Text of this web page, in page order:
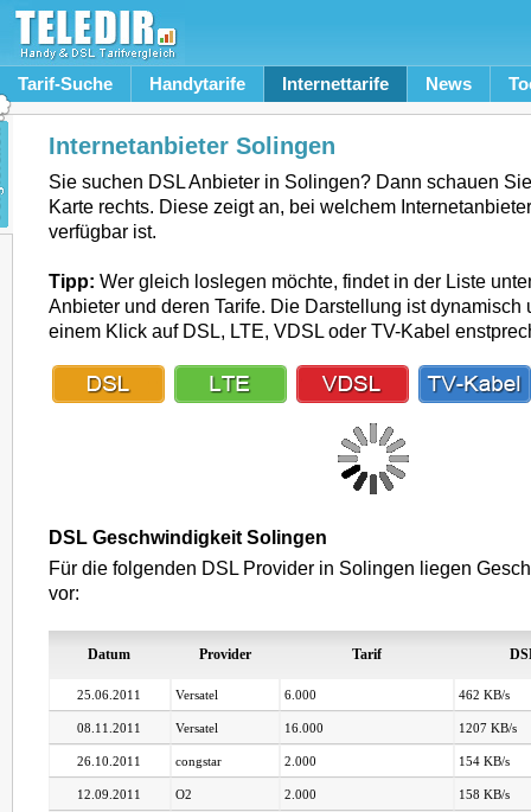
Tarif-Suche Handytarife Internettarife News
Internetanbieter Solingen
Sie suchen DSL Anbieter in Solingen? Dann schauen
Karte rechts. Diese zeigt an, bei welchem
verfügbar ist.
Tipp: Wer gleich loslegen möchte, findet in der Liste
Anbieter und deren Tarife. Die Darstellung ist dynamisch
einem Klick auf DSL, LTE, VDSL oder TV-Kabel
DSL Geschwindigkeit Solingen
Für die folgenden DSL Provider in Solingen liegen
vor:
Datum Provider Tarif
25.06.2011 Versatel 6.000 462 KB/s
08.11.2011 Versatel 16.000 1207 KB/s
26.10.2011 congstar 2.000 154 KB/s
12.09.2011 O2 2.000 158 KB/s